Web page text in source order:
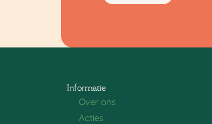
Informatie
Over ons
Acties